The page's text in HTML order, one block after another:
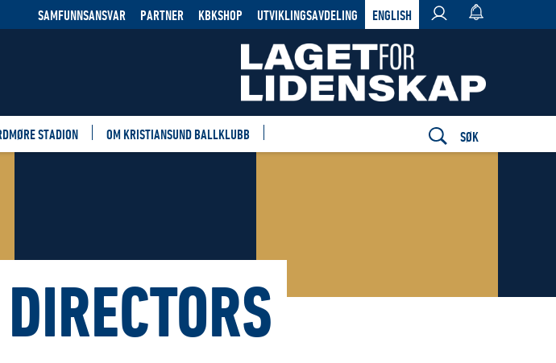
SAMFUNNSANSVAR PARTNER KBKSHOP UTVIKLINGSAVDELING ENGLISH
STADION OM KRISTIANSUND BALLKLUBB SØK